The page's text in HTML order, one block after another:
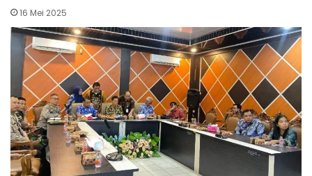
16 Mei 2025